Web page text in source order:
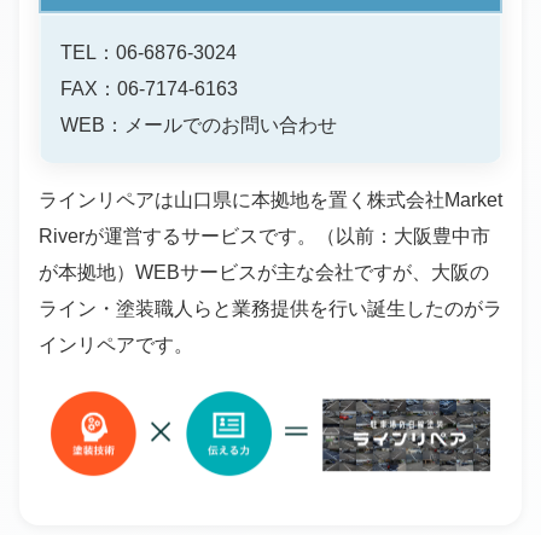
TEL：06-6876-3024
FAX：06-7174-6163
WEB：
メールでのお問い合わせ
ラインリペアは山口県に本拠地を置く株式会社Market
Riverが運営するサービスです。（以前：大阪豊中市
が本拠地）WEBサービスが主な会社ですが、大阪の
ライン・塗装職人らと業務提供を行い誕生したのがラ
インリペアです。